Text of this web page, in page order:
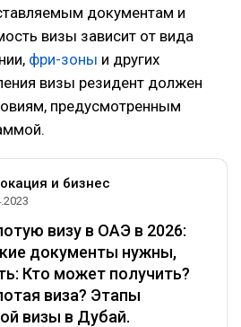
документам и
визы зависит от вида
фри-зоны и других
визы резидент должен
предусмотренным
и бизнес
визу в ОАЭ в 2026:
документы нужны,
Кто может получить?
виза? Этапы
визы в Дубай.